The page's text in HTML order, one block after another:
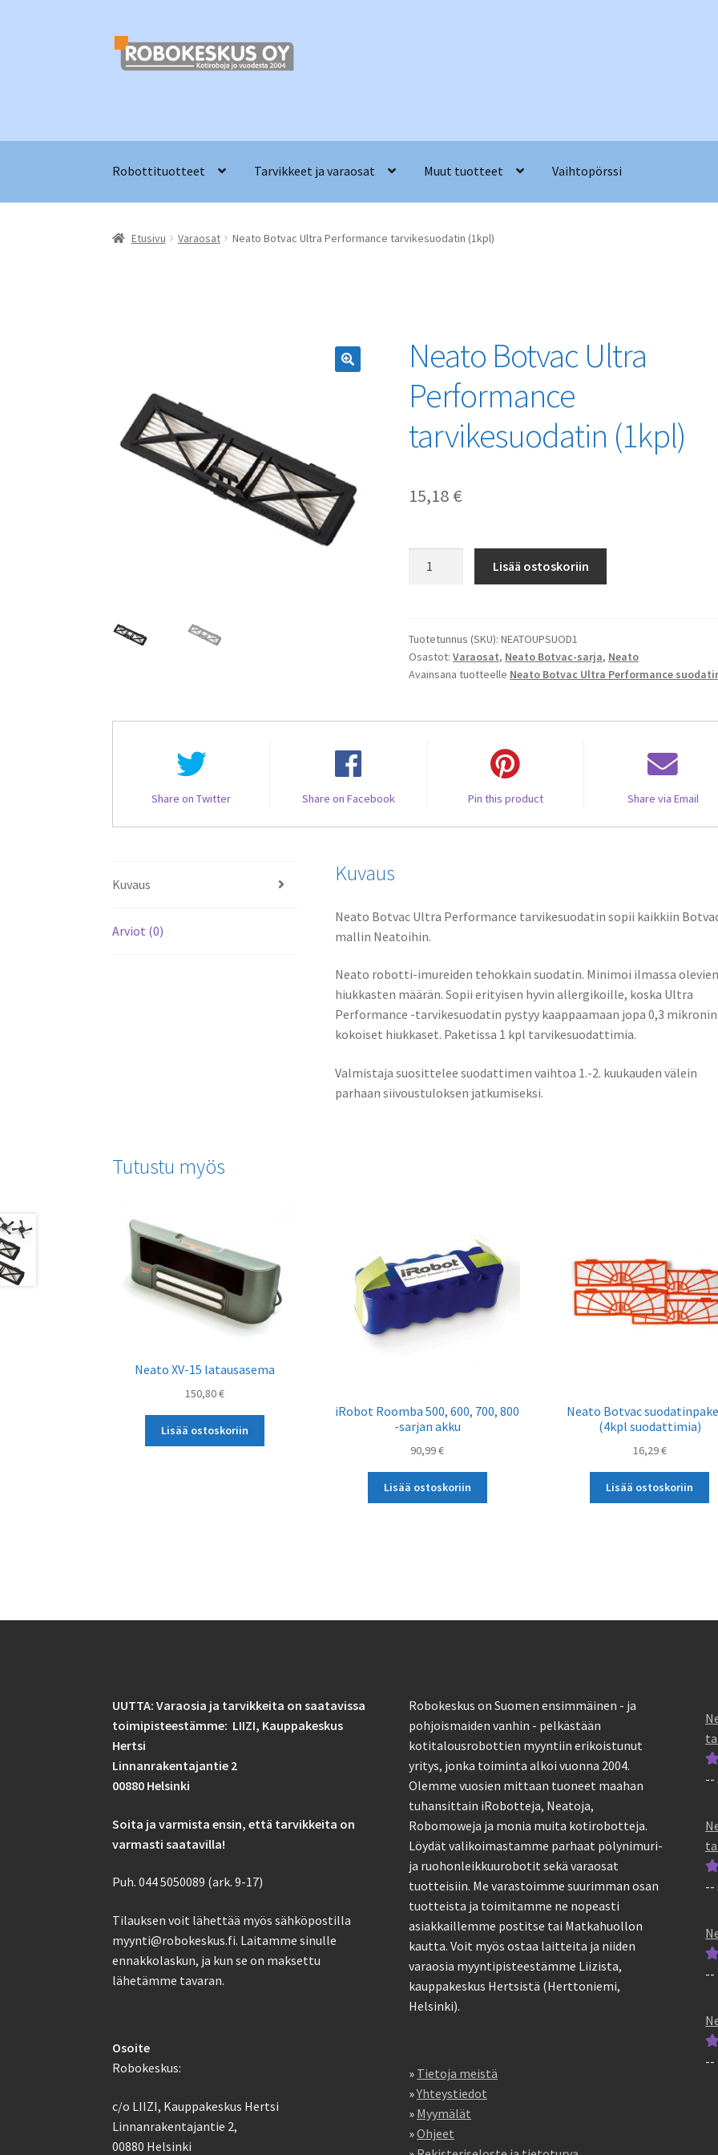
Siirry
navigointiin
Siirry
sisältöön
Robottituotteet Tarvikkeet ja varaosat Muut tuotteet Vaihtopörssi
Etusivu Varaosat Neato Botvac Ultra Performance tarvikesuodatin (1kpl)
Neato Botvac Ultra
Performance
tarvikesuodatin (1kpl)
15,18 €
tarvikesuodatin
(1kpl)
määrä
Lisää ostoskoriin
Tuotetunnus (SKU):NEATOUPSUOD1
Osastot:Varaosat, Neato Botvac-sarja, Neato
Avainsana tuotteelle Neato Botvac Ultra Performance
Share on Twitter Share on Facebook Pin this product Share via Email
Kuvaus
Arviot (0)
Kuvaus
Neato Botvac Ultra Performance tarvikesuodatin sopii kaikkiin
mallin Neatoihin.
Neato robotti-imureiden tehokkain suodatin. Minimoi ilmassa olevien
hiukkasten määrän. Sopii erityisen hyvin allergikoille, koska Ultra
Performance -tarvikesuodatin pystyy kaappaamaan jopa 0,3 mikronin
kokoiset hiukkaset. Paketissa 1 kpl tarvikesuodattimia.
Valmistaja suosittelee suodattimen vaihtoa 1.-2. kuukauden välein
parhaan siivoustuloksen jatkumiseksi.
Tutustu myös
Neato XV-15 latausasema
150,80€
Lisää ostoskoriin
iRobot Roomba 500, 600, 700, 800
-sarjan akku
90,99€
Lisää ostoskoriin
Neato Botvac
(4kpl suodattimia)
16,29€
Lisää ostoskoriin
UUTTA: Varaosia ja tarvikkeita on saatavissa
toimipisteestämme: LIIZI, Kauppakeskus
Hertsi
Linnanrakentajantie 2
00880 Helsinki
Soita ja varmista ensin, että tarvikkeita on
varmasti saatavilla!
Puh. 044 5050089 (ark. 9-17)
Tilauksen voit lähettää myös sähköpostilla
myynti@robokeskus.fi. Laitamme sinulle
ennakkolaskun, ja kun se on maksettu
lähetämme tavaran.
Osoite
Robokeskus:
c/o LIIZI, Kauppakeskus Hertsi
Linnanrakentajantie 2,
00880 Helsinki
Robokeskus on Suomen ensimmäinen - ja
pohjoismaiden vanhin - pelkästään
kotitalousrobottien myyntiin erikoistunut
yritys, jonka toiminta alkoi vuonna 2004.
Olemme vuosien mittaan tuoneet maahan
tuhansittain iRobotteja, Neatoja,
Robomoweja ja monia muita kotirobotteja.
Löydät valikoimastamme parhaat pölynimuri-
ja ruohonleikkuurobotit sekä varaosat
tuotteisiin. Me varastoimme suurimman osan
tuotteista ja toimitamme ne nopeasti
asiakkaillemme postitse tai Matkahuollon
kautta. Voit myös ostaa laitteita ja niiden
varaosia myyntipisteestämme Liizista,
kauppakeskus Hertsistä (Herttoniemi,
Helsinki).
» Tietoja meistä
»Yhteystiedot
» Myymälät
»Ohjeet
--
--
--
--